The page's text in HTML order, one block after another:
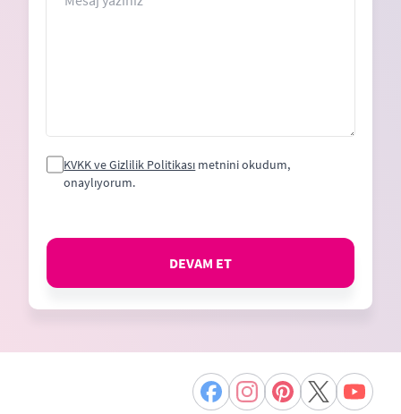
KVKK ve Gizlilik Politikası metnini okudum,
onaylıyorum.
DEVAM ET